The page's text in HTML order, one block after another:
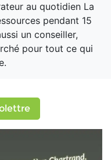
au quotidien La
pendant 15
un conseiller,
pour tout ce qui